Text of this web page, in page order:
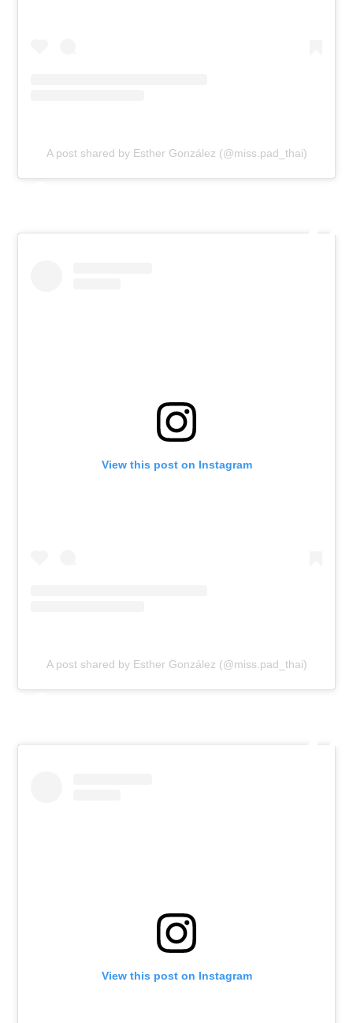
A post shared by Esther González (@miss.pad_thai)
View this post on Instagram
A post shared by Esther González (@miss.pad_thai)
View this post on Instagram